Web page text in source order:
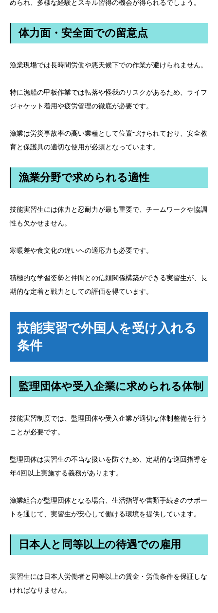
められ、多様な経験とスキル習得の機会が得られるでしょう。
体力面・安全面での留意点
漁業現場では長時間労働や悪天候下での作業が避けられません。
特に漁船の甲板作業では転落や怪我のリスクがあるため、ライフ
ジャケット着用や疲労管理の徹底が必要です。
漁業は労災事故率の高い業種として位置づけられており、安全教
育と保護具の適切な使用が必須となっています。
漁業分野で求められる適性
技能実習生には体力と忍耐力が最も重要で、チームワークや協調
性も欠かせません。
寒暖差や食文化の違いへの適応力も必要です。
積極的な学習姿勢と仲間との信頼関係構築ができる実習生が、長
期的な定着と戦力としての評価を得ています。
技能実習で外国人を受け入れる
条件
監理団体や受入企業に求められる体制
技能実習制度では、監理団体や受入企業が適切な体制整備を行う
ことが必要です。
監理団体は実習生の不当な扱いを防ぐため、定期的な巡回指導を
年4回以上実施する義務があります。
漁業組合が監理団体となる場合、生活指導や書類手続きのサポー
トを通じて、実習生が安心して働ける環境を提供しています。
日本人と同等以上の待遇での雇用
実習生には日本人労働者と同等以上の賃金・労働条件を保証しな
ければなりません。